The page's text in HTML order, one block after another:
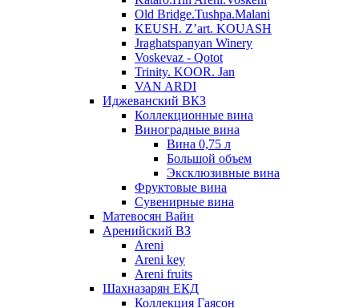
Old Bridge.Tushpa.Malani
KEUSH. Z’art. KOUASH
Jraghatspanyan Winery
Voskevaz - Qotot
Trinity. KOOR. Jan
VAN ARDI
Иджеванский ВКЗ
Коллекционные вина
Виноградные вина
Вина 0,75 л
Большой объем
Эксклюзивные вина
Фруктовые вина
Cувенирные вина
Матевосян Вайн
Аренийский ВЗ
Areni
Areni key
Areni fruits
Шахназарян ЕКД
Коллекция Гаясон